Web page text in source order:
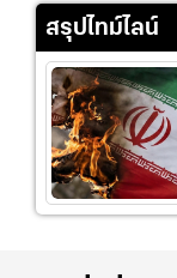
สรุปไทม์ไลน์